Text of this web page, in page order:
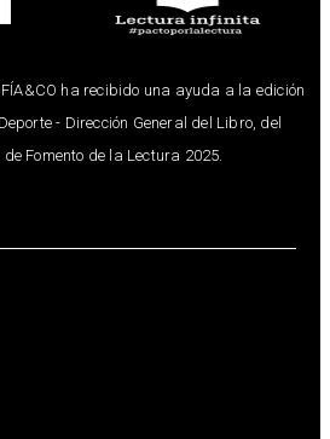
ha recibido una ayuda a la edición
- Dirección General del Libro, del
Fomento de la Lectura 2025.